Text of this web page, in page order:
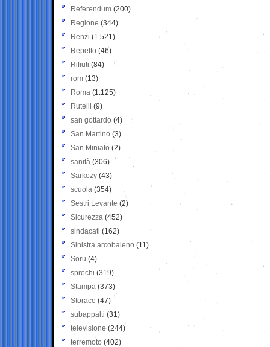
Referendum (200)
Regione (344)
Renzi (1.521)
Repetto (46)
Rifiuti (84)
rom (13)
Roma (1.125)
Rutelli (9)
san gottardo (4)
San Martino (3)
San Miniato (2)
sanità (306)
Sarkozy (43)
scuola (354)
Sestri Levante (2)
Sicurezza (452)
sindacati (162)
Sinistra arcobaleno (11)
Soru (4)
sprechi (319)
Stampa (373)
Storace (47)
subappalti (31)
televisione(244)
terremoto (402)